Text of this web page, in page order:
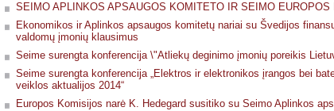
SEIMO APLINKOS APSAUGOS KOMITETO IR SEIMO
Ekonomikos ir Aplinkos apsaugos komitetų nariai su Švedijos
valdomų įmonių klausimus
Seime surengta konferencija \"Atliekų deginimo įmonių poreikis
Seime surengta konferencija „Elektros ir elektronikos įrangos bei
veiklos aktualijos 2014“
Europos Komisijos narė K. Hedegard susitiko su Seimo Aplinkos